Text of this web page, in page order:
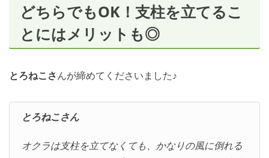
どちらでもOK！支柱を立てるこ
とにはメリットも◎
とろねこさんが締めてくださいました♪
とろねこさん
オクラは支柱を立てなくても、かなりの風に倒れる